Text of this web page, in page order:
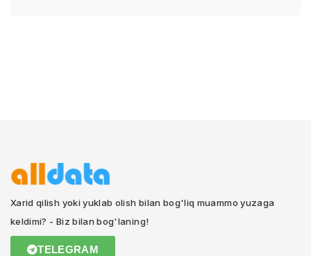
Xarid qilish yoki yuklab olish bilan bog'liq muammo yuzaga
keldimi? - Biz bilan bog'laning!
TELEGRAM